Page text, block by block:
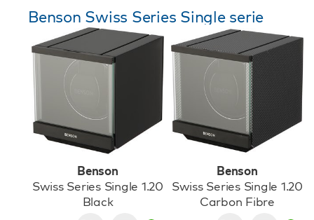
Benson Swiss Series Single serie
Benson
Swiss Series Single 1.20
Black
Benson
Swiss Series Single 1.20
Carbon Fibre